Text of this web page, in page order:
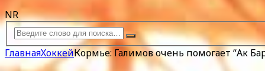
NR
ГлавнаяХоккейКормье: Галимов очень помогает “Ак